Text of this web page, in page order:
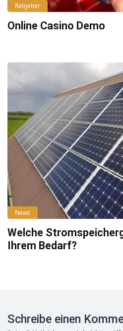
Ratgeber
Online Casino Demo
News
Welche
Ihrem Bedarf?
Schreibe einen